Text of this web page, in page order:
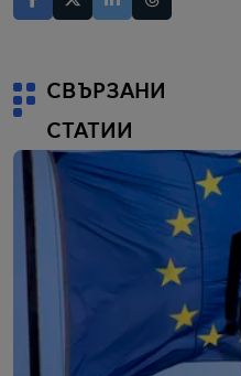
СВЪРЗАНИ
СТАТИИ